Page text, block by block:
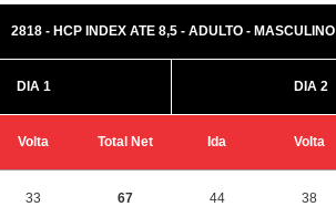
2818 - HCP INDEX ATE 8,5 - ADULTO - MASCULINO
DIA 1 DIA 2
Volta Total Net Ida Volta
33 67 44 38